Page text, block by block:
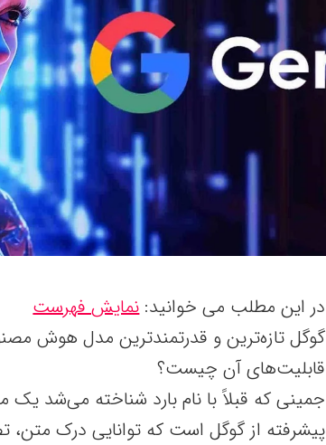
در این مطلب می خوانید: نمایش فهرست
گوگل تازه‌ترین و قدرتمندترین مدل هوش
قابلیت‌های آن چیست؟
جمینی که قبلاً با نام بارد شناخته می‌شد
پیشرفته از گوگل است که توانایی درک متن،